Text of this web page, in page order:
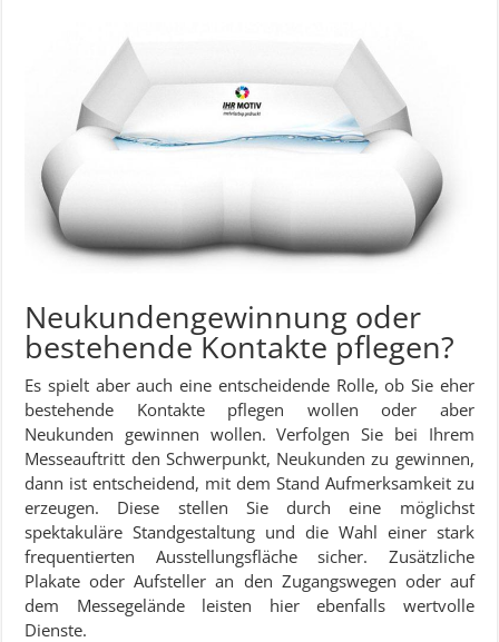
Neukundengewinnung oder
bestehende Kontakte pflegen?
Es spielt aber auch eine entscheidende Rolle, ob Sie eher
bestehende Kontakte pflegen wollen oder aber
Neukunden gewinnen wollen. Verfolgen Sie bei Ihrem
Messeauftritt den Schwerpunkt, Neukunden zu gewinnen,
dann ist entscheidend, mit dem Stand Aufmerksamkeit zu
erzeugen. Diese stellen Sie durch eine möglichst
spektakuläre Standgestaltung und die Wahl einer stark
frequentierten Ausstellungsfläche sicher. Zusätzliche
Plakate oder Aufsteller an den Zugangswegen oder auf
dem Messegelände leisten hier ebenfalls wertvolle
Dienste.